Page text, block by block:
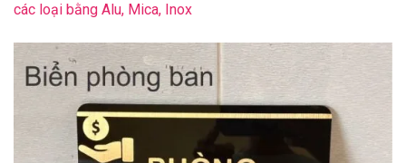
các loại bằng Alu, Mica, Inox